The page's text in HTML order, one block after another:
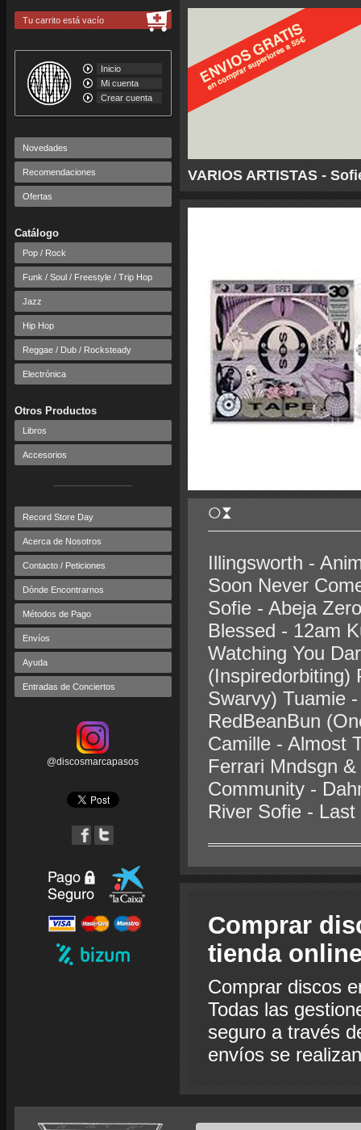
VARIOS ARTISTAS -
Tu carrito está vacío
Inicio
Mi cuenta
Crear cuenta
Novedades
Recomendaciones
Ofertas
Catálogo
Pop / Rock
Funk / Soul / Freestyle / Trip Hop
Jazz
Hip Hop
Reggae / Dub / Rocksteady
Electrónica
Otros Productos
Libros
Accesorios
Record Store Day
Acerca de Nosotros
Contacto / Peticiones
Dónde Encontrarnos
Métodos de Pago
Envíos
Ayuda
Entradas de Conciertos
@discosmarcapasos
Illingsworth -
Soon Never
Sofie - Abeja
Blessed - 12am
Watching You
(Inspiredorbiting)
Swarvy) Tuamie
RedBeanBun
Camille - Almost
Ferrari Mndsgn
Community -
River Sofie - Last
Comprar
tienda
Comprar discos
Todas las
seguro a través
envíos se